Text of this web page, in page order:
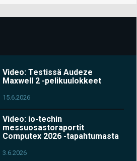
Video: Testissä Audeze
Maxwell 2 -pelikuulokkeet
15.6.2026
Video: io-techin
messuosastoraportit
Computex 2026 -tapahtumasta
3.6.2026